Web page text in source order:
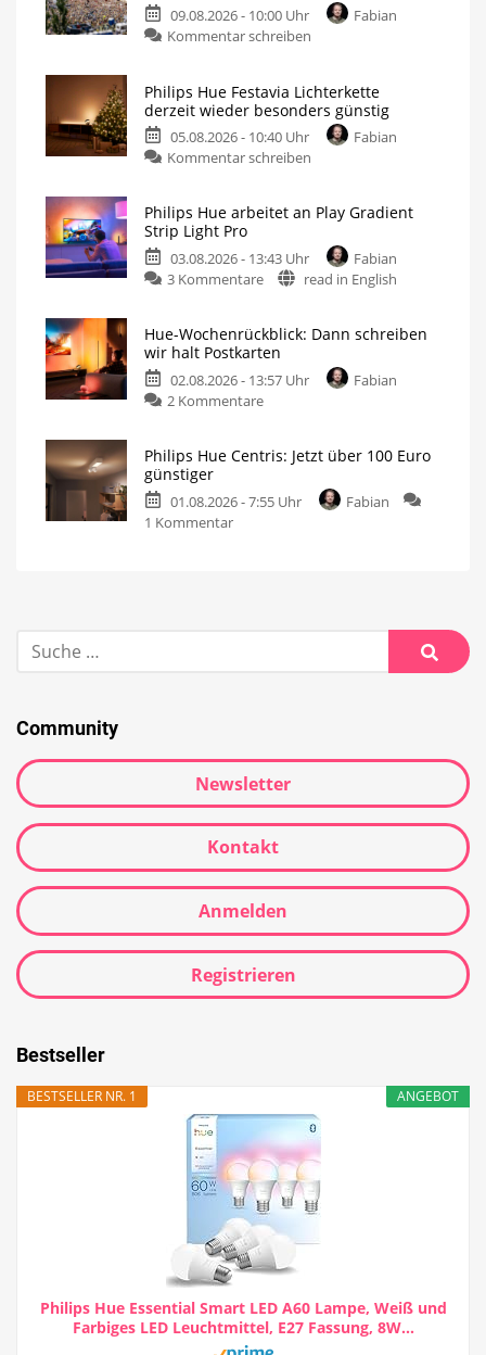
09.08.2026 - 10:00 Uhr
Fabian
Kommentar schreiben
Philips Hue Festavia Lichterkette
derzeit wieder besonders günstig
05.08.2026 - 10:40 Uhr
Fabian
Kommentar schreiben
Philips Hue arbeitet an Play Gradient
Strip Light Pro
03.08.2026 - 13:43 Uhr
Fabian
3 Kommentare
read in English
Hue-Wochenrückblick: Dann schreiben
wir halt Postkarten
02.08.2026 - 13:57 Uhr
Fabian
2 Kommentare
Philips Hue Centris: Jetzt über 100 Euro
günstiger
01.08.2026 - 7:55 Uhr
Fabian
1 Kommentar
Community
Newsletter
Kontakt
Anmelden
Registrieren
Bestseller
ANGEBOT
BESTSELLER NR. 1
Philips Hue Essential Smart LED A60 Lampe, Weiß und
Farbiges LED Leuchtmittel, E27 Fassung, 8W...